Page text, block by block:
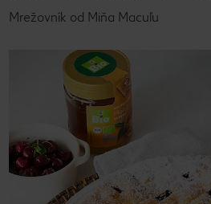
Vyskakovací bočný panel
Mrežovník od Miňa Macuľu